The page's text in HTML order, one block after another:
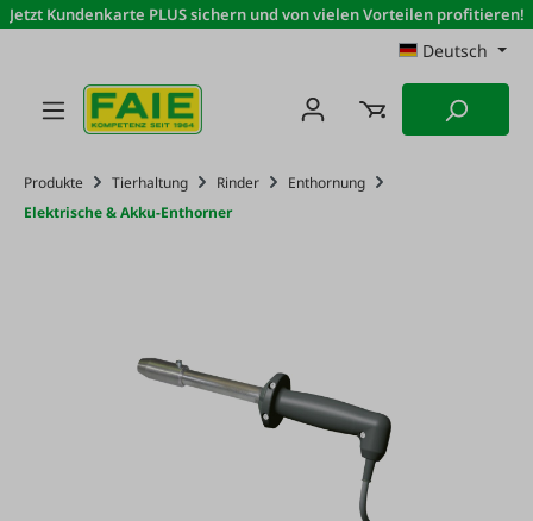
Zum Hauptinhalt springen
Jetzt Kundenkarte PLUS sichern und von vielen Vorteilen profitieren!
Deutsch
Produkte Tierhaltung Rinder
Enthornung
Elektrische & Akku-Enthorner